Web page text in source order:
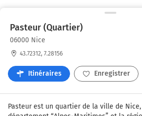
Pasteur (Quartier)
06000 Nice
43.72312, 7.28156
Itinéraires Enregistrer
Pasteur est un quartier de la ville de